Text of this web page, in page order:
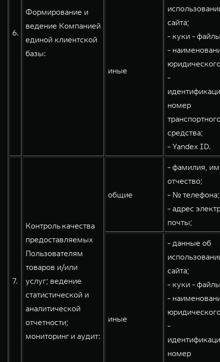
6.
Формирование и
ведение Компанией
единой клиентской
базы:
иные
сайта;
- куки -
-
-
номер
средства;
- Yandex ID.
7.
Контроль качества
предоставляемых
Пользователям
товаров и/или
услуг; ведение
статистической и
аналитической
отчетности;
мониторинг и аудит:
общие
- фамилия,
отчество;
- № телефона;
- адрес
почты;
иные
- данные об
сайта;
- куки -
-
-
номер